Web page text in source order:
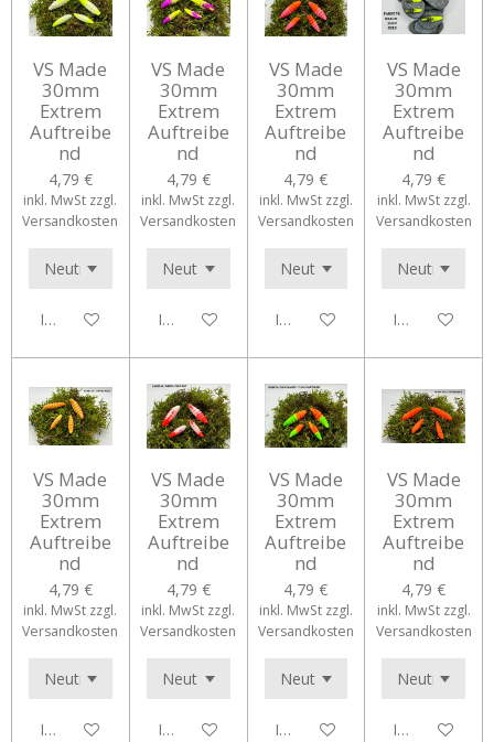
VS Made
30mm
Extrem
Auftreibe
nd
4,79 €
inkl. MwSt zzgl.
Versandkosten
In den Warenkorb
VS Made
30mm
Extrem
Auftreibe
nd
4,79 €
inkl. MwSt zzgl.
Versandkosten
In den Warenkorb
VS Made
30mm
Extrem
Auftreibe
nd
4,79 €
inkl. MwSt zzgl.
Versandkosten
In den Warenkorb
VS Made
30mm
Extrem
Auftreibe
nd
4,79 €
inkl. MwSt zzgl.
Versandkosten
In den
VS Made
30mm
Extrem
Auftreibe
nd
4,79 €
inkl. MwSt zzgl.
Versandkosten
In den Warenkorb
VS Made
30mm
Extrem
Auftreibe
nd
4,79 €
inkl. MwSt zzgl.
Versandkosten
In den Warenkorb
VS Made
30mm
Extrem
Auftreibe
nd
4,79 €
inkl. MwSt zzgl.
Versandkosten
In den Warenkorb
VS Made
30mm
Extrem
Auftreibe
nd
4,79 €
inkl. MwSt zzgl.
Versandkosten
In den